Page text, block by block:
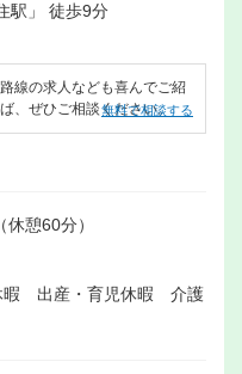
駅」 徒歩9分
線の求人なども喜んでご紹
、ぜひご相談ください。
無料で相談する
憩60分）
出産・育児休暇 介護